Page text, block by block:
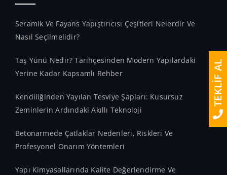
Seramik Ve Fayans Yapıştırıcısı Çeşitleri Nelerdir Ve
Nasıl Seçilmelidir?
Taş Yünü Nedir? Tarihçesinden Modern Yapılardaki
Yerine Kadar Kapsamlı Rehber
Kendiliğinden Yayılan Tesviye Şapları: Kusursuz
Zeminlerin Ardındaki Akıllı Teknoloji
Betonarmede Çatlaklar Nedenleri, Riskleri Ve
Profesyonel Onarım Yöntemleri
Yapı Kimyasallarında Kalite Değerlendirme Ve
TEKLİF AL